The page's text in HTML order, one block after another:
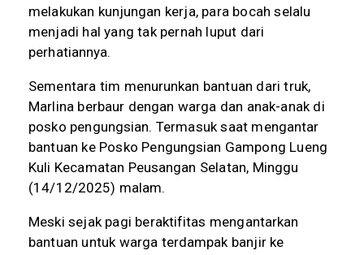
melakukan kunjungan kerja, para bocah selalu
menjadi hal yang tak pernah luput dari
perhatiannya.
Sementara tim menurunkan bantuan dari truk,
Marlina berbaur dengan warga dan anak-anak di
posko pengungsian. Termasuk saat mengantar
bantuan ke Posko Pengungsian Gampong Lueng
Kuli Kecamatan Peusangan Selatan, Minggu
(14/12/2025) malam.
Meski sejak pagi beraktifitas mengantarkan
bantuan untuk warga terdampak banjir ke